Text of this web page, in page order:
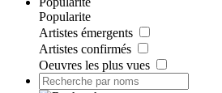
Popularite
Artistes émergents
Artistes confirmés
Oeuvres les plus vues